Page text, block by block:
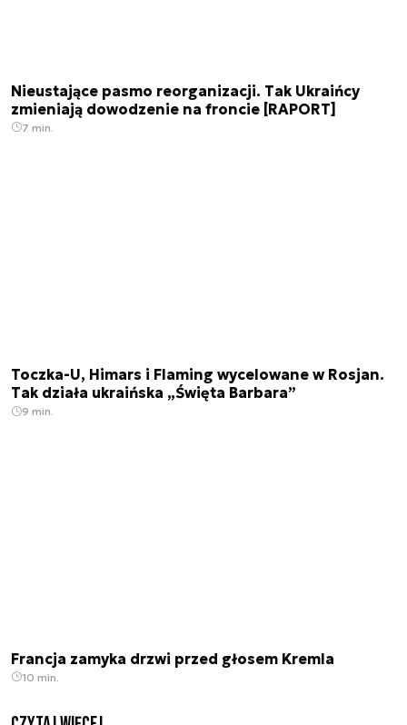
Nieustające pasmo reorganizacji. Tak Ukraińcy
zmieniają dowodzenie na froncie [RAPORT]
7 min.
Toczka-U, Himars i Flaming wycelowane w Rosjan.
Tak działa ukraińska „Święta Barbara”
9 min.
Francja zamyka drzwi przed głosem Kremla
10 min.